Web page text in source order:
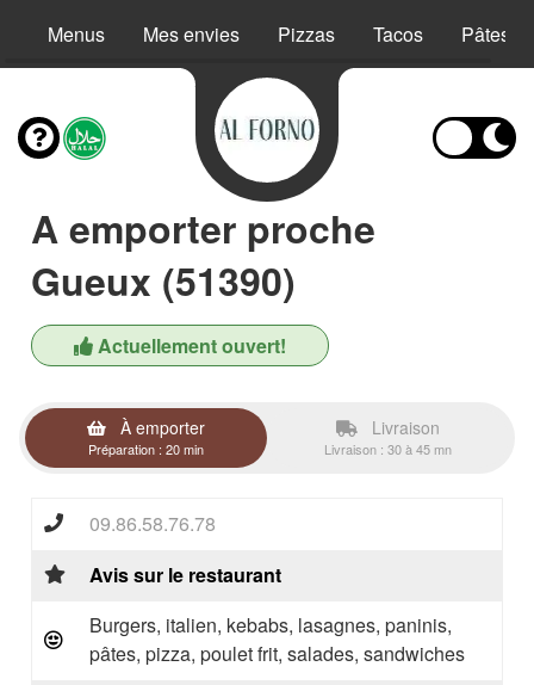
Menus Mes envies Pizzas Tacos Pâtes
A emporter proche
Gueux (51390)
Actuellement ouvert!
À emporter
Préparation : 20 min
Livraison
Livraison : 30 à 45 mn
09.86.58.76.78
Avis sur le restaurant
Burgers, italien, kebabs, lasagnes, paninis,
pâtes, pizza, poulet frit, salades, sandwiches